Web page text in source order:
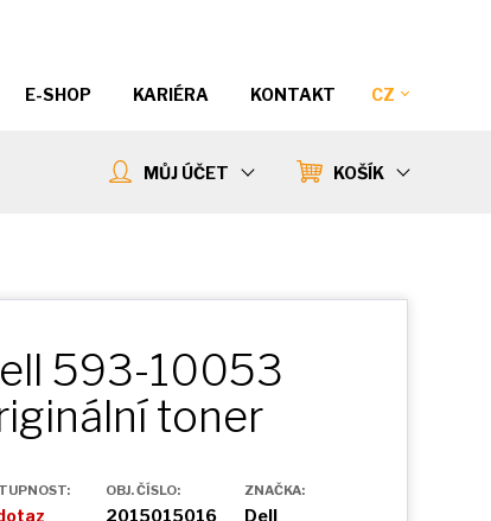
CZ
E-SHOP KARIÉRA KONTAKT
KOŠÍK
MŮJ ÚČET
593-10053
toner
OBJ. ČÍSLO:
2015015016
ZNAČKA:
Dell